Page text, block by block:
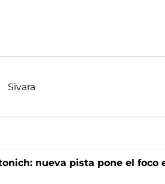
Sivara
nueva pista pone el foco